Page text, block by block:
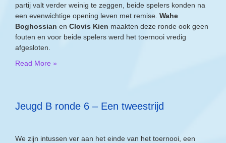
partij valt verder weinig te zeggen, beide spelers konden na
een evenwichtige opening leven met remise. Wahe
Boghossian en Clovis Kien maakten deze ronde ook geen
fouten en voor beide spelers werd het toernooi vredig
afgesloten.
Read More »
Jeugd B ronde 6 – Een tweestrijd
We zijn intussen ver aan het einde van het toernooi, een